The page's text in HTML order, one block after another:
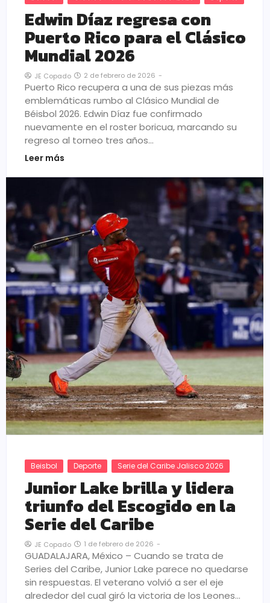
Edwin Díaz regresa con
Puerto Rico para el Clásico
Mundial 2026
JE Copado 2 de febrero de 2026 -
Puerto Rico recupera a una de sus piezas más
emblemáticas rumbo al Clásico Mundial de
Béisbol 2026. Edwin Díaz fue confirmado
nuevamente en el roster boricua, marcando su
regreso al torneo tres años…
Leer más
Beisbol Deporte Serie del Caribe Jalisco 2026
Junior Lake brilla y lidera
triunfo del Escogido en la
Serie del Caribe
JE Copado 1 de febrero de 2026 -
GUADALAJARA, México – Cuando se trata de
Series del Caribe, Junior Lake parece no quedarse
sin respuestas. El veterano volvió a ser el eje
alrededor del cual giró la victoria de los Leones…